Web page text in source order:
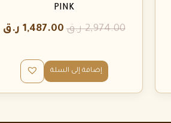
PINK
2,974.00 ر.ق 1,487.00 ر.ق
إضافة إلى السلة